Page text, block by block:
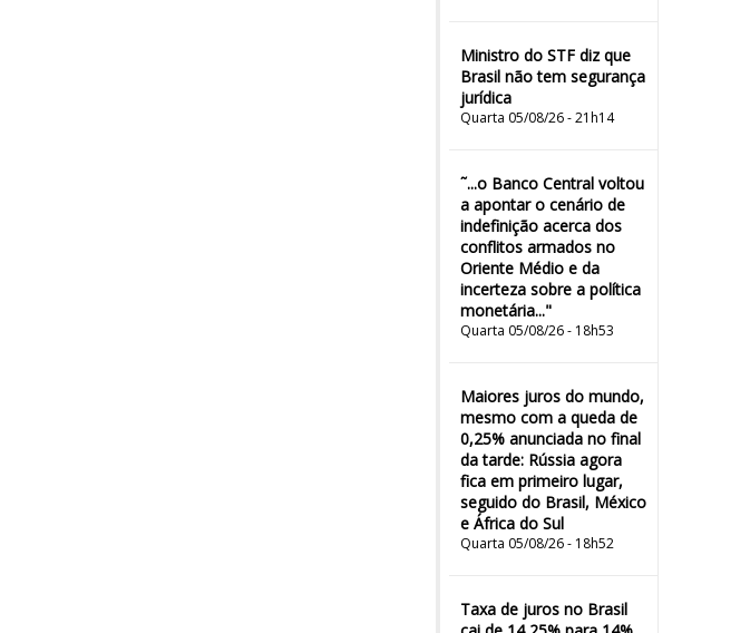
Ministro do STF diz que
Brasil não tem segurança
jurídica
Quarta 05/08/26 - 21h14
˜...o Banco Central voltou
a apontar o cenário de
indefinição acerca dos
conflitos armados no
Oriente Médio e da
incerteza sobre a política
monetária..."
Quarta 05/08/26 - 18h53
Maiores juros do mundo,
mesmo com a queda de
0,25% anunciada no final
da tarde: Rússia agora
fica em primeiro lugar,
seguido do Brasil, México
e África do Sul
Quarta 05/08/26 - 18h52
Taxa de juros no Brasil